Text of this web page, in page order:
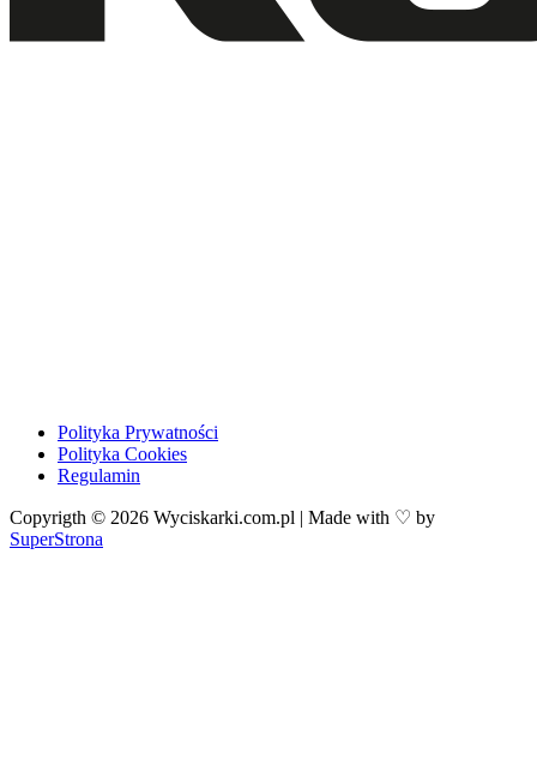
Polityka Prywatności
Polityka Cookies
Regulamin
Copyrigth © 2026 Wyciskarki.com.pl | Made with ♡ by
SuperStrona